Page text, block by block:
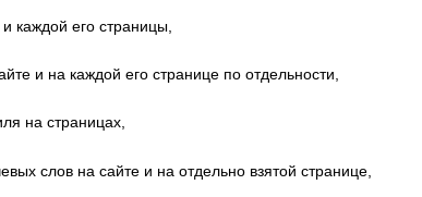
каждой его страницы,
и на каждой его странице по отдельности,
на страницах,
слов на сайте и на отдельно взятой странице,